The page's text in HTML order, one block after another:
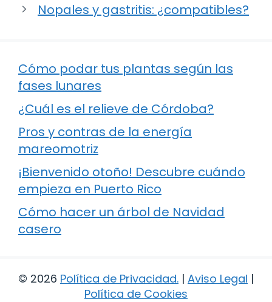
Nopales y gastritis: ¿compatibles?
Cómo podar tus plantas según las
fases lunares
¿Cuál es el relieve de Córdoba?
Pros y contras de la energía
mareomotriz
¡Bienvenido otoño! Descubre cuándo
empieza en Puerto Rico
Cómo hacer un árbol de Navidad
casero
© 2026 Política de Privacidad. | Aviso Legal |
Política de Cookies